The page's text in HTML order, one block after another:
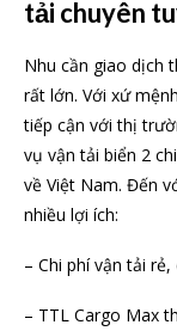
tải chuyên
Nhu cần giao dịch
rất lớn. Với xứ
tiếp cận với thị
vụ vận tải biển 2
về Việt Nam. Đến
nhiều lợi ích:
– Chi phí vận tải
– TTL Cargo Max